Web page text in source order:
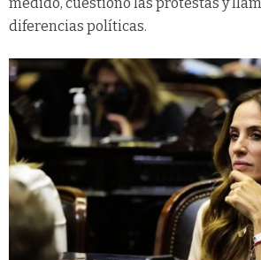
diferencias políticas.